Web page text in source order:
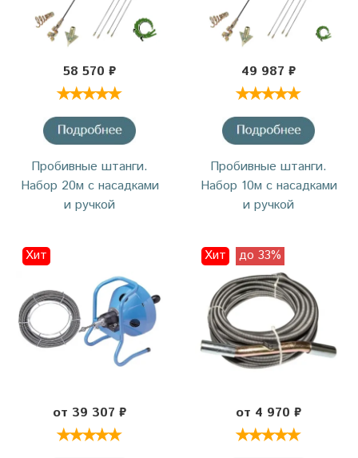
58 570 ₽
Пробивные штанги.
Набор 20м с насадками
и ручкой
49 987 ₽
Пробивные штанги.
Набор 10м с насадками
и ручкой
Хит
от 39 307 ₽
Хит до 33%
от 4 970 ₽